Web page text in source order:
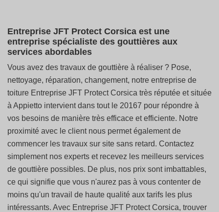
Entreprise JFT Protect Corsica est une
entreprise spécialiste des gouttières aux
services abordables
Vous avez des travaux de gouttière à réaliser ? Pose,
nettoyage, réparation, changement, notre entreprise de
toiture Entreprise JFT Protect Corsica très réputée et située
à Appietto intervient dans tout le 20167 pour répondre à
vos besoins de manière très efficace et efficiente. Notre
proximité avec le client nous permet également de
commencer les travaux sur site sans retard. Contactez
simplement nos experts et recevez les meilleurs services
de gouttière possibles. De plus, nos prix sont imbattables,
ce qui signifie que vous n'aurez pas à vous contenter de
moins qu'un travail de haute qualité aux tarifs les plus
intéressants. Avec Entreprise JFT Protect Corsica, trouver